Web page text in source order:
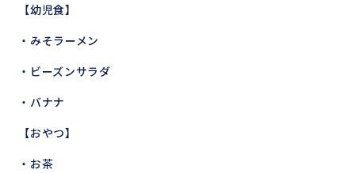
【幼児食】
・みそラーメン
・ビーズンサラダ
・バナナ
【おやつ】
・お茶